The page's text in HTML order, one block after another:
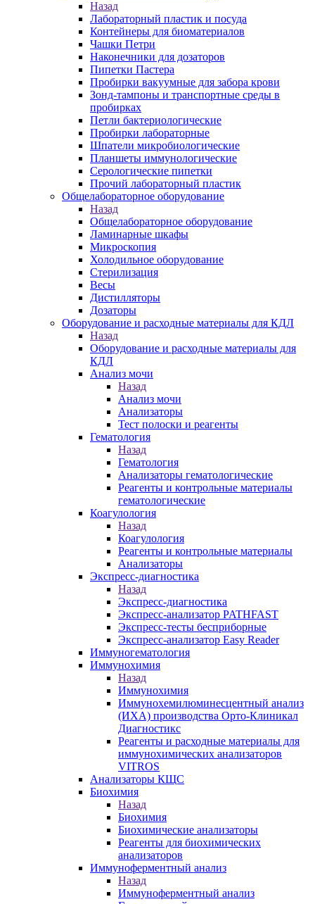
Назад
Лабораторный пластик и посуда
Контейнеры для биоматериалов
Чашки Петри
Наконечники для дозаторов
Пипетки Пастера
Пробирки вакуумные для забора крови
Зонд-тампоны и транспортные среды в
пробирках
Петли бактериологические
Пробирки лабораторные
Шпатели микробиологические
Планшеты иммунологические
Серологические пипетки
Прочий лабораторный пластик
Общелабораторное оборудование
Назад
Общелабораторное оборудование
Ламинарные шкафы
Микроскопия
Холодильное оборудование
Стерилизация
Весы
Дистилляторы
Дозаторы
Оборудование и расходные материалы для КДЛ
Назад
Оборудование и расходные материалы для
КДЛ
Анализ мочи
Назад
Анализ мочи
Анализаторы
Тест полоски и реагенты
Гематология
Назад
Гематология
Анализаторы гематологические
Реагенты и контрольные материалы
гематологические
Коагулология
Назад
Коагулология
Реагенты и контрольные материалы
Анализаторы
Экспресс-диагностика
Назад
Экспресс-диагностика
Экспресс-анализатор PATHFAST
Экспресс-тесты бесприборные
Экспресс-анализатор Easy Reader
Иммуногематология
Иммунохимия
Назад
Иммунохимия
Иммунохемилюминесцентный анализ
(ИХА) производства Орто-Клиникал
Диагностикс
Реагенты и расходные материалы для
иммунохимических анализаторов
VITROS
Анализаторы КЩС
Биохимия
Назад
Биохимия
Биохимические анализаторы
Реагенты для биохимических
анализаторов
Иммуноферментный анализ
Назад
Иммуноферментный анализ